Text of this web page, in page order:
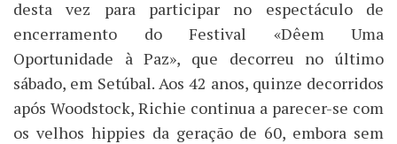
desta vez para participar no espectáculo de
encerramento do Festival «Dêem Uma
Oportunidade à Paz», que decorreu no último
sábado, em Setúbal. Aos 42 anos, quinze decorridos
após Woodstock, Richie continua a parecer-se com
os velhos hippies da geração de 60, embora sem